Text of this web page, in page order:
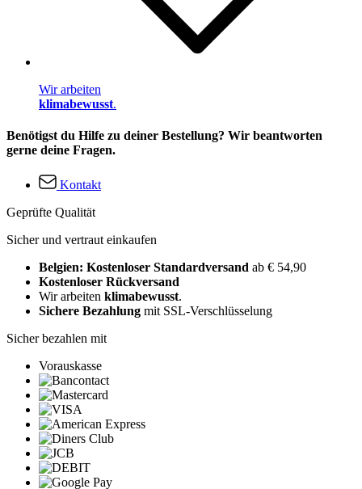
Wir arbeiten
klimabewusst.
Benötigst du Hilfe zu deiner Bestellung? Wir beantworten
gerne deine Fragen.
Kontakt
Geprüfte Qualität
Sicher und vertraut einkaufen
Belgien: Kostenloser Standardversand ab € 54,90
Kostenloser Rückversand
Wir arbeiten klimabewusst.
Sichere Bezahlung mit SSL-Verschlüsselung
Sicher bezahlen mit
Vorauskasse